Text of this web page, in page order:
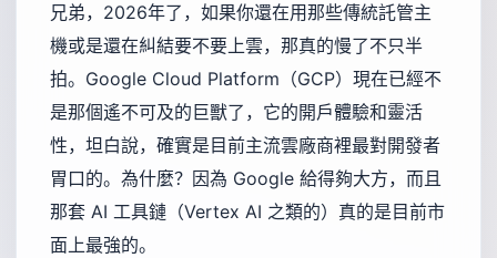
兄弟，2026年了，如果你還在用那些傳統託管主
機或是還在糾結要不要上雲，那真的慢了不只半
拍。Google Cloud Platform（GCP）現在已經不
是那個遙不可及的巨獸了，它的開戶體驗和靈活
性，坦白說，確實是目前主流雲廠商裡最對開發者
胃口的。為什麼？因為 Google 給得夠大方，而且
那套 AI 工具鏈（Vertex AI 之類的）真的是目前市
面上最強的。